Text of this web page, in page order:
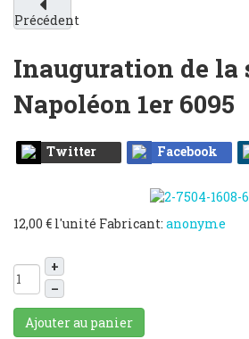
Précédent
Inauguration de la
Napoléon 1er 6095
Twitter Facebook
12,00 € l'unité Fabricant: anonyme
+
–
Ajouter au panier